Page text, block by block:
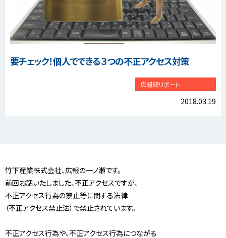
要チェック！個人でできる３つの不正アクセス対策
広報部リポート
2018.03.19
竹下産業株式会社、広報の一ノ瀬です。
前回お話いたしました、不正アクセスですが、
不正アクセス行為の禁止等に関する法律
（不正アクセス禁止法）で禁止されています。
不正アクセス行為や、不正アクセス行為につながる